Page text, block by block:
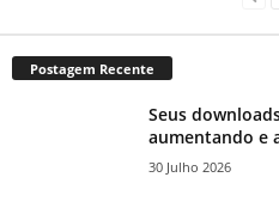
Postagem Recente
Seus
aumentando e
30 Julho 2026